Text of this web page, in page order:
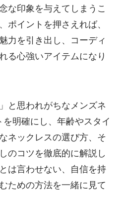
な印象を与えてしまうこ
ポイントを押さえれば、
力を引き出し、コーディ
る心強いアイテムになり
と思われがちなメンズネ
明確にし、年齢やスタイ
ネックレスの選び方、そ
のコツを徹底的に解説し
は言わせない、自信を持
ための方法を一緒に見て